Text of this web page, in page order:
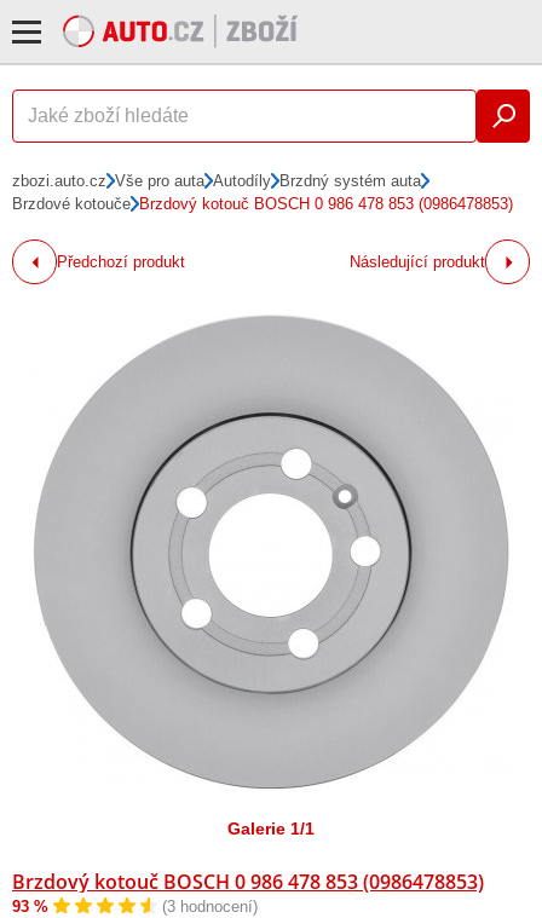
zbozi.auto.cz Vše pro auta Autodíly Brzdný systém auta
Brzdové kotouče Brzdový kotouč BOSCH 0 986 478 853 (0986478853)
Předchozí produkt Následující produkt
Galerie 1/1
Brzdový kotouč BOSCH 0 986 478 853 (0986478853)
93 %
(3 hodnocení)